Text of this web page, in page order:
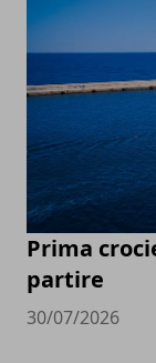
Prima
partire
30/07/2026